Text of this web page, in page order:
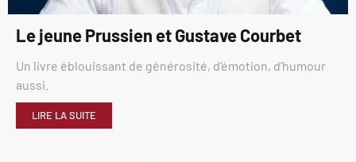
Le jeune Prussien et Gustave Courbet
Un livre éblouissant de générosité, d’émotion, d’humour
aussi.
LIRE LA SUITE